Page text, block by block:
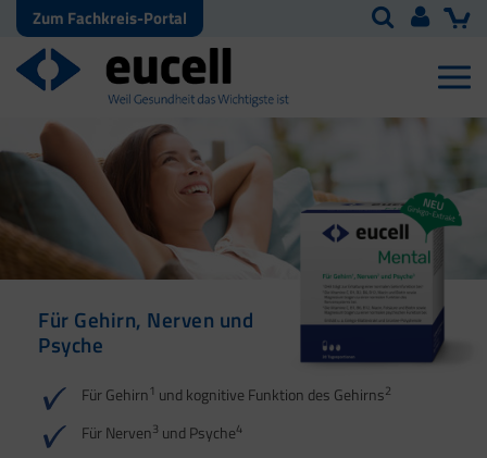
Zum Fachkreis-Portal
Für Gehirn, Nerven und
Psyche
Für Gehirn1 und kognitive Funktion des Gehirns2
Für Nerven3 und Psyche4
Omega-3-Fettsäuren
sowie Vitamin D und E
1 2
3